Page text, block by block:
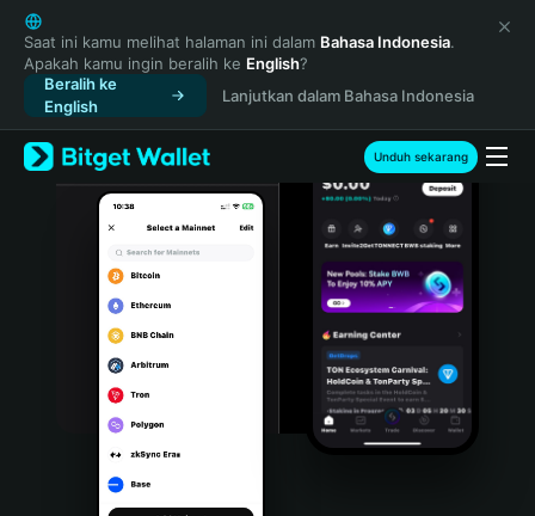
English
日本語
Tiếng Việt
Русский
Español (Latinoamérica)
Türkçe
Italiano
Português (Portugal)
Bahasa Indonesia
Português (Brasil)
Saat ini kamu melihat halaman ini dalam Bahasa Indonesia.
Apakah kamu ingin beralih ke English?
Beralih ke
English
Lanjutkan dalam Bahasa Indonesia
Unduh sekarang